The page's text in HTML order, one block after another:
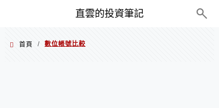
直雲的投資筆記
首頁 / 數位帳號比較